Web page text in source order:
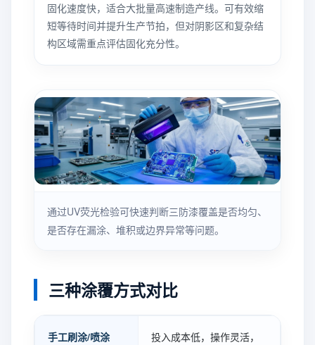
固化速度快，适合大批量高速制造产线。可有效缩
短等待时间并提升生产节拍，但对阴影区和复杂结
构区域需重点评估固化充分性。
通过UV荧光检验可快速判断三防漆覆盖是否均匀、
是否存在漏涂、堆积或边界异常等问题。
三种涂覆方式对比
手工刷涂/喷涂
投入成本低，操作灵活，